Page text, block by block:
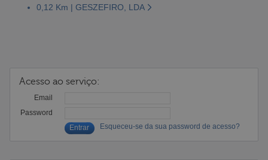
0,12 Km | GESZEFIRO, LDA
Acesso ao serviço:
Email
Password
Esqueceu-se da sua password de acesso?